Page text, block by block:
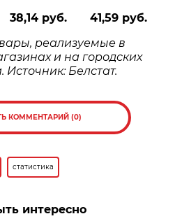
38,14 руб.
41,59 руб.
реализуемые в
и на городских
Белстат.
КОММЕНТАРИЙ (0)
статистика
интересно